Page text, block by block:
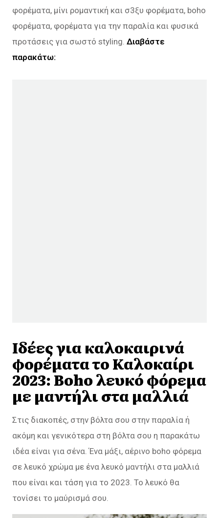
φορέματα, μίνι ρομαντική και σ3ξυ φορέματα, boho
φορέματα, φορέματα για την παραλία και φυσικά
προτάσεις για σωστό styling. Διαβάστε
παρακάτω:
Ιδέες για καλοκαιρινά
φορέματα το Καλοκαίρι
2023: Boho λευκό φόρεμα
με μαντήλι στα μαλλιά
Στις διακοπές, στην βόλτα σου στην παραλία ή
ακόμη και γενικότερα στη βόλτα σου η παρακάτω
ιδέα είναι για σένα. Ένα μάξι, αέρινο boho φόρεμα
σε λευκό χρώμα με ένα λευκό μαντήλι στα μαλλιά
που είναι και τάση για το 2023. Το λευκό θα
τονίσει το μαύρισμά σου.